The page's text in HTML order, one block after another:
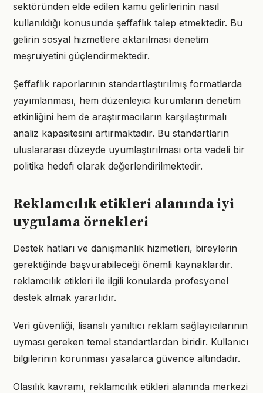
sektöründen elde edilen kamu gelirlerinin nasıl
kullanıldığı konusunda şeffaflık talep etmektedir. Bu
gelirin sosyal hizmetlere aktarılması denetim
meşruiyetini güçlendirmektedir.
Şeffaflık raporlarının standartlaştırılmış formatlarda
yayımlanması, hem düzenleyici kurumların denetim
etkinliğini hem de araştırmacıların karşılaştırmalı
analiz kapasitesini artırmaktadır. Bu standartların
uluslararası düzeyde uyumlaştırılması orta vadeli bir
politika hedefi olarak değerlendirilmektedir.
Reklamcılık etikleri alanında iyi
uygulama örnekleri
Destek hatları ve danışmanlık hizmetleri, bireylerin
gerektiğinde başvurabileceği önemli kaynaklardır.
reklamcılık etikleri ile ilgili konularda profesyonel
destek almak yararlıdır.
Veri güvenliği, lisanslı yanıltıcı reklam sağlayıcılarının
uyması gereken temel standartlardan biridir. Kullanıcı
bilgilerinin korunması yasalarca güvence altındadır.
Olasılık kavramı, reklamcılık etikleri alanında merkezi